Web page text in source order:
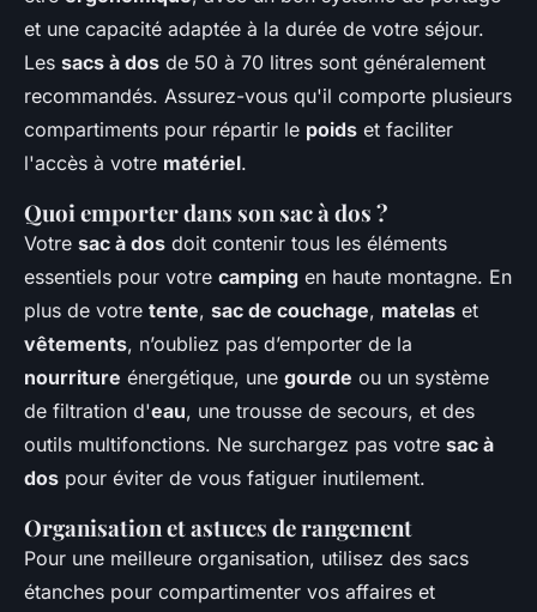
et une capacité adaptée à la durée de votre séjour.
Les sacs à dos de 50 à 70 litres sont généralement
recommandés. Assurez-vous qu'il comporte plusieurs
compartiments pour répartir le poids et faciliter
l'accès à votre matériel.
Quoi emporter dans son sac à dos ?
Votre sac à dos doit contenir tous les éléments
essentiels pour votre camping en haute montagne. En
plus de votre tente, sac de couchage, matelas et
vêtements, n’oubliez pas d’emporter de la
nourriture énergétique, une gourde ou un système
de filtration d'eau, une trousse de secours, et des
outils multifonctions. Ne surchargez pas votre sac à
dos pour éviter de vous fatiguer inutilement.
Organisation et astuces de rangement
Pour une meilleure organisation, utilisez des sacs
étanches pour compartimenter vos affaires et